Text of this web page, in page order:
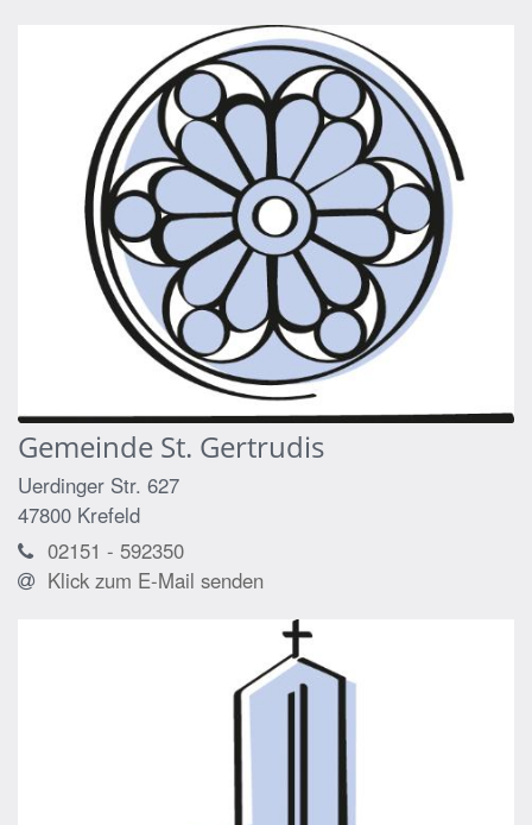
Gemeinde St. Gertrudis
Uerdinger Str. 627
47800 Krefeld
02151 - 592350
Klick zum E-Mail senden